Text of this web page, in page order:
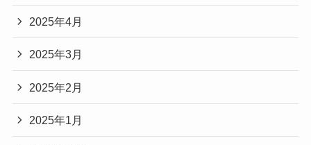
2025年4月
2025年3月
2025年2月
2025年1月